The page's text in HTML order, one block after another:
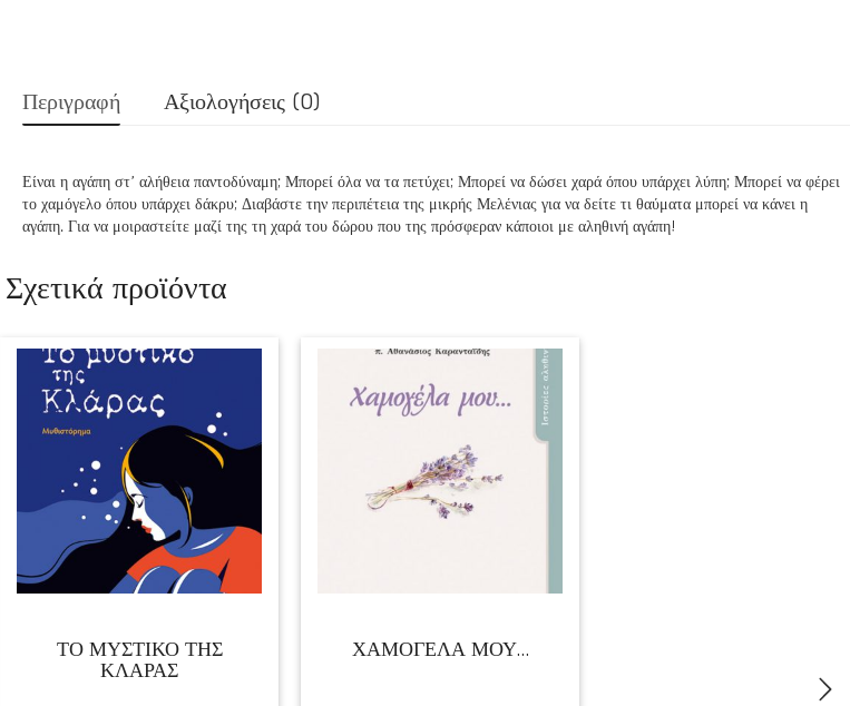
Περιγραφή Αξιολογήσεις (0)
Είναι η αγάπη στ’ αλήθεια παντοδύναμη; Μπορεί όλα να τα πετύχει; Μπορεί να δώσει χαρά όπου υπάρχει λύπη; Μπορεί να φέρει
το χαμόγελο όπου υπάρχει δάκρυ; Διαβάστε την περιπέτεια της μικρής Μελένιας για να δείτε τι θαύματα μπορεί να κάνει η
αγάπη. Για να μοιραστείτε μαζί της τη χαρά του δώρου που της πρόσφεραν κάποιοι με αληθινή αγάπη!
Σχετικά προϊόντα
ΤΟ ΜΥΣΤΙΚΟ ΤΗΣ
ΚΛΑΡΑΣ
ΧΑΜΟΓΕΛΑ ΜΟΥ…